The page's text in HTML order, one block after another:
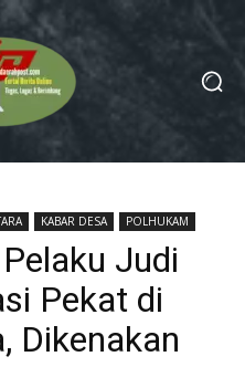
KABAR DESA POLHUKAM
Judi
Pekat di
Dikenakan